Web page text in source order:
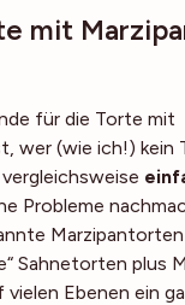
mit
für die Torte mit
wer (wie ich!) kein
Probleme
Sahnetorten plus
vielen Ebenen ein